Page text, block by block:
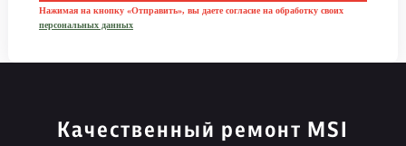
Нажимая на кнопку «Отправить», вы даете согласие на обработку своих
персональных данных
Качественный ремонт MSI